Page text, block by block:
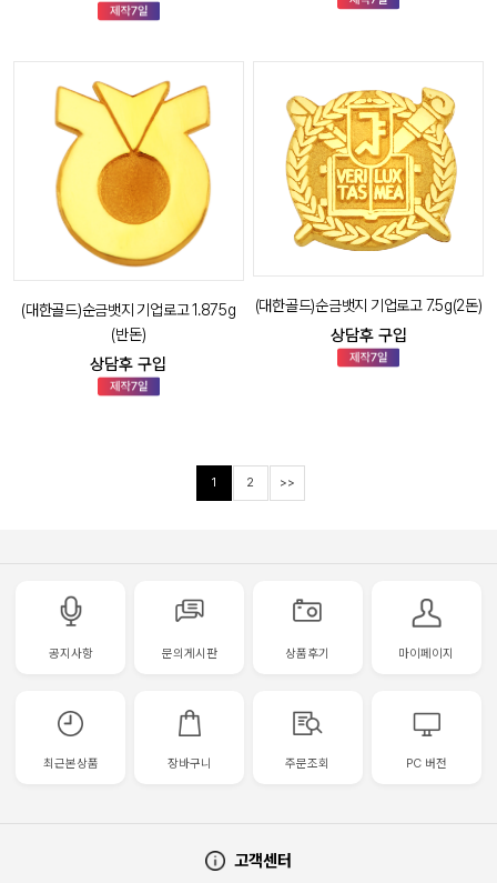
(대한골드)순금뱃지 기업로고 1.875g
(반돈)
상담후 구입
(대한골드)순금뱃지 기업로고 7.5g(2돈)
상담후 구입
1 2 >>
공지사항 문의게시판 상품후기 마이페이지
최근본상품 장바구니 주문조회 PC 버전
고객센터